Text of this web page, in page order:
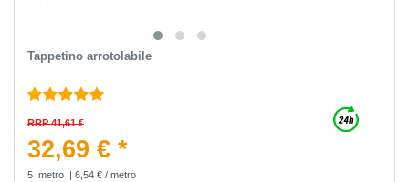
Tappetino arrotolabile
RRP 41,61 €
32,69 € *
5 metro | 6,54 € / metro